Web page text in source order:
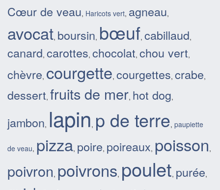
Cœur de veau, Haricots vert, agneau,
avocat, boursin, bœuf, cabillaud,
canard, carottes, chocolat, chou vert,
chèvre, courgette, courgettes, crabe,
dessert, fruits de mer, hot dog,
jambon, lapin, p de terre, paupiette
de veau, pizza, poire, poireaux, poisson,
poivron, poivrons, poulet, purée,